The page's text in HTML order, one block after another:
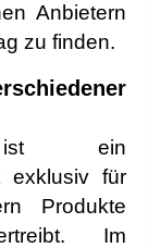
Anbietern
zu finden.
ist ein
exklusiv für
Produkte
Im